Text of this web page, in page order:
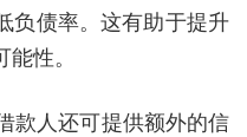
负债率。这有助于提升
性。
款人还可提供额外的信